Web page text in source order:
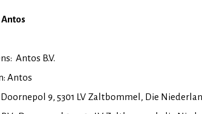
Antos B.V.
Antos
9, 5301 LV Zaltbommel, Die